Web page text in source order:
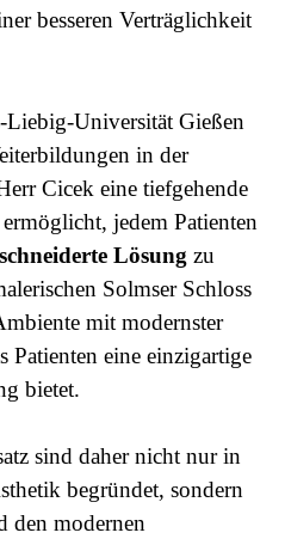
besseren Verträglichkeit
Liebig-Universität Gießen
in der
Cicek eine tiefgehende
jedem Patienten
Lösung zu
Solmser Schloss
mit modernster
Patienten eine einzigartige
bietet.
sind daher nicht nur in
begründet, sondern
den modernen